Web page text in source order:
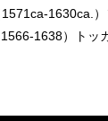
1630ca.
1638）トッ